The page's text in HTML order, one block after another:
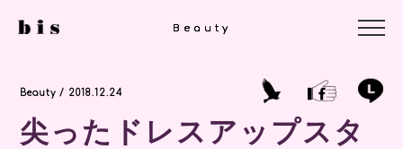
Beauty
Beauty / 2018.12.24
尖ったドレスアップスタ
Beauty
Beauty